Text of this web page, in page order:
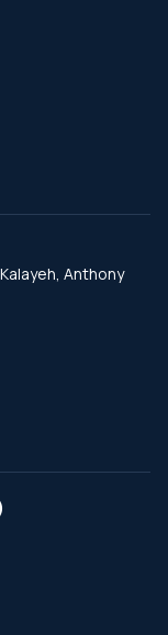
Anthony